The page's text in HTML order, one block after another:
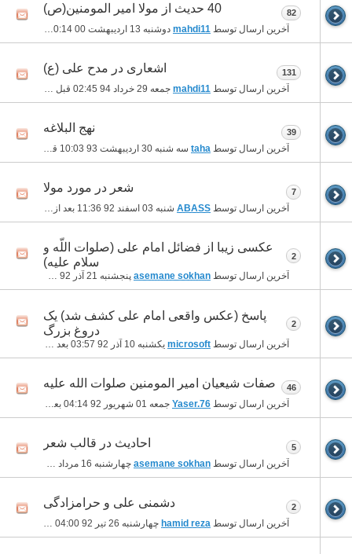
40 حدیث از مولا امیر المومنین(ص)
آخرین ارسال توسط mahdi11 دوشنبه 13 اردیبهشت 00 10:14 قبل از ظهر
82
اشعاری در مدح علی (ع)
آخرین ارسال توسط mahdi11 جمعه 29 خرداد 94 02:45 قبل از ظهر
131
نهج البلاغه
آخرین ارسال توسط taha سه شنبه 30 اردیبهشت 93 10:03 قبل از ظهر
39
شعر در مورد مولا
آخرین ارسال توسط ABASS شنبه 03 اسفند 92 11:36 بعد از ظهر
7
عکسی زیبا از فضائل امام علی (صلوات اللّه و
سلام علیه)
آخرین ارسال توسط asemane sokhan پنجشنبه 21 آذر 92 12:24 بعد از ظهر
2
پاسخ (عکس واقعی امام علی کشف شد) یک
دروغ بزرگ
آخرین ارسال توسط microsoft یکشنبه 10 آذر 92 03:57 بعد از ظهر
2
صفات شیعیان امیر المومنین صلوات الله علیه
آخرین ارسال توسط Yaser.76 جمعه 01 شهریور 92 04:14 بعد از ظهر
46
احادیث در قالب شعر
آخرین ارسال توسط asemane sokhan چهارشنبه 16 مرداد 92
5
دشمنی علی و حرامزادگی
آخرین ارسال توسط hamid reza چهارشنبه 26 تیر 92 04:00 بعد از ظهر
2